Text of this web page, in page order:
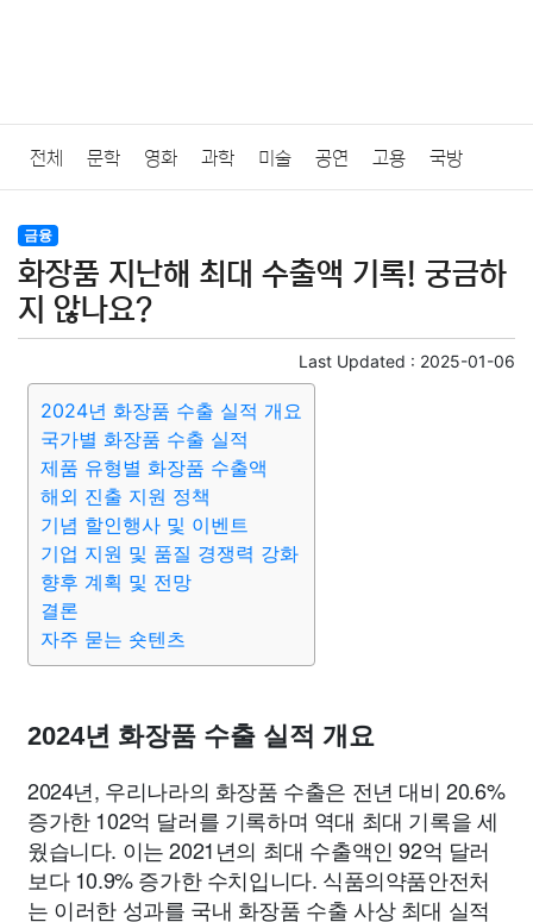
전체 문학 영화 과학 미술 공연 고용 국방
법률
질병 가요 방송 일상 주식 암호화폐 블록체인
미용 증권 인테리어
요리 상품리뷰 원예 금융 게임
대출 자동차 취미 여행
종교 사회 정치 건강 의료
부동산
금융
화장품 지난해 최대 수출액 기록! 궁금하
지 않나요?
Last Updated : 2025-01-06
2024년 화장품 수출 실적 개요
국가별 화장품 수출 실적
제품 유형별 화장품 수출액
해외 진출 지원 정책
기념 할인행사 및 이벤트
기업 지원 및 품질 경쟁력 강화
향후 계획 및 전망
결론
자주 묻는 숏텐츠
2024년 화장품 수출 실적 개요
2024년, 우리나라의 화장품 수출은 전년 대비 20.6%
증가한 102억 달러를 기록하며 역대 최대 기록을 세
웠습니다. 이는 2021년의 최대 수출액인 92억 달러
보다 10.9% 증가한 수치입니다. 식품의약품안전처
는 이러한 성과를 국내 화장품 수출 사상 최대 실적